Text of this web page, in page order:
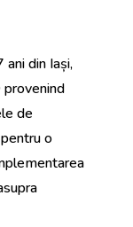
din Iași,
de
o